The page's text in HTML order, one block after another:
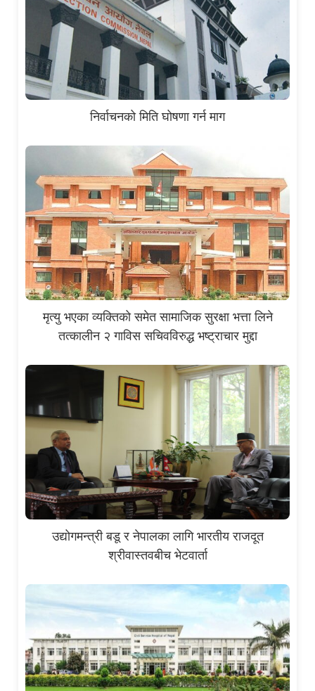
निर्वाचनको मिति घोषणा गर्न माग
मृत्यु भएका व्यक्तिको समेत सामाजिक सुरक्षा भत्ता लिने
तत्कालीन २ गाविस सचिवविरुद्ध भष्ट्राचार मुद्दा
उद्योगमन्त्री बडू र नेपालका लागि भारतीय राजदूत
श्रीवास्तवबीच भेटवार्ता